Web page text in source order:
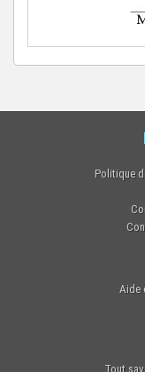
Politique
Aide
Tout